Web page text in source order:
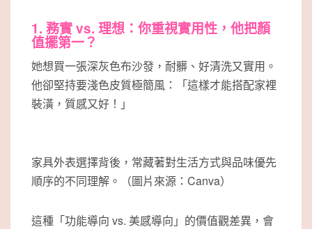
1. 務實 vs. 理想：你重視實用性，他把顏
值擺第一？
她想買一張深灰色布沙發，耐髒、好清洗又實用。
他卻堅持要淺色皮質極簡風：「這樣才能搭配家裡
裝潢，質感又好！」
家具外表選擇背後，常藏著對生活方式與品味優先
順序的不同理解。（圖片來源：Canva）
這種「功能導向 vs. 美感導向」的價值觀差異，會